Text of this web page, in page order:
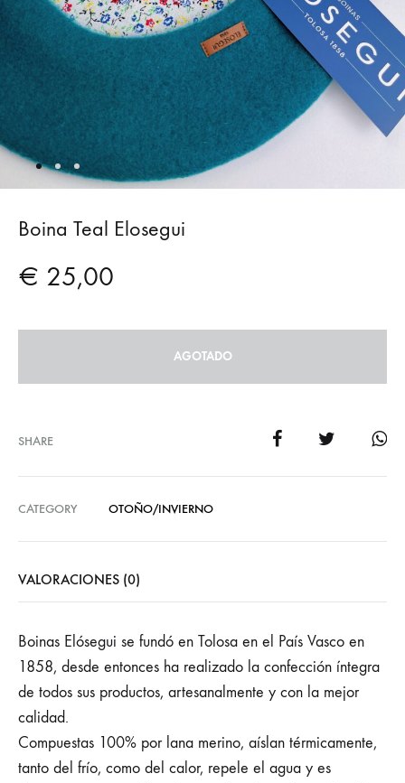
Boina Teal Elosegui
€ 25,00
AGOTADO
SHARE
CATEGORY OTOÑO/INVIERNO
VALORACIONES (0)
Boinas Elósegui se fundó en Tolosa en el País Vasco en
1858, desde entonces ha realizado la confección íntegra
de todos sus productos, artesanalmente y con la mejor
calidad.
Compuestas 100% por lana merino, aíslan térmicamente,
tanto del frío, como del calor, repele el agua y es